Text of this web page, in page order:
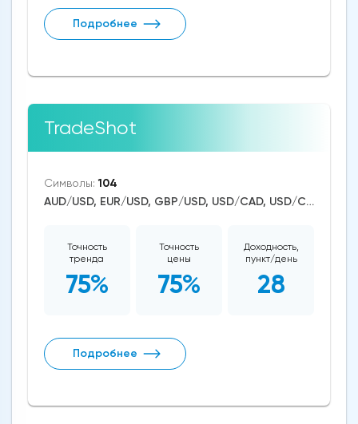
Подробнее
TradeShot
Символы: 104
AUD/USD, EUR/USD, GBP/USD, USD/CAD, USD/CHF, USD/JPY, USD/RUB, USD/ZAR, USD/TRY, CAD/CHF, EUR/AUD, EUR/NZD, EUR/GBP, CAD/JPY, USD/SGD, USD/NOK, EUR/CHF, GBP/AUD, GBP/NZD, USD/SEK, AUD/NZD, GBP/CHF, EUR/NOK, NZD/CHF, AUD/CHF, EUR/JPY, CHF/JPY, EUR/CAD, GBP/JPY, NZD/JPY, AUD/JPY, NZD/USD, GBP/CAD, NZD/CAD, AUD/CAD, Dash/USD, Stellar/USD, EthereumClassic/USD, Zcash/USD, Cardano/USD, EOS/USD, BitcoinCash/USD, Litecoin/USD, Tron/USD, NEO/USD, Ethereum/Bitcoin, Ethereum/USD, Monero/USD, Bitcoin/USD, XRP/USD, US Dollar Index, DAX, Nikkei 225, Dow Jones, NASDAQ 100, S&P 500, RUSSELL 2000, China A50, FTSE 100, Hang Seng, WTI Crude Oil, Natural Gas, Palladium, Silver, Gold, Copper, Platinum, Alphabet, Alibaba, Visa, MasterCard, Nike, Uber Technologies, Apple, Microsoft, McDonald's, Netflix, Procter & Gamble, Coca-Cola, nVidia, Pfizer, Meta Platforms, Twitter, Bank of America, Intel, Amazon, Oracle, Tesla Motors, Spotify, Boeing, Corn, Wheat, Soybean, Dogecoin, Binance Coin, Polkadot, Uniswap, Chainlink, Axie Infinity, USD/CNY, USD/INR, Solana, Aave, Avalanche
Точность
тренда
75%
Точность
цены
75%
Доходность,
пункт/день
28
Подробнее